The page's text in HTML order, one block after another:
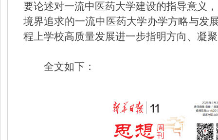
要论述对一流中医药大学建设的指导意义
境界追求的一流中医药大学办学方略与发
程上学校高质量发展进一步指明方向、凝
全文如下：